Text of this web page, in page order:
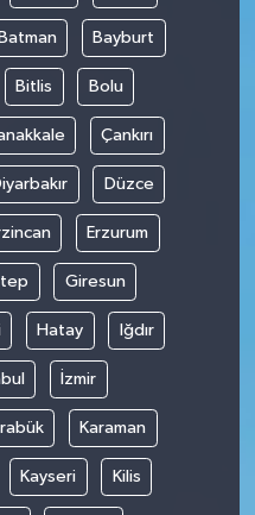
Batman Bayburt
Bitlis Bolu
Çankırı
Düzce
Erzurum
Giresun
Hatay Iğdır
İzmir
Karaman
Kayseri Kilis